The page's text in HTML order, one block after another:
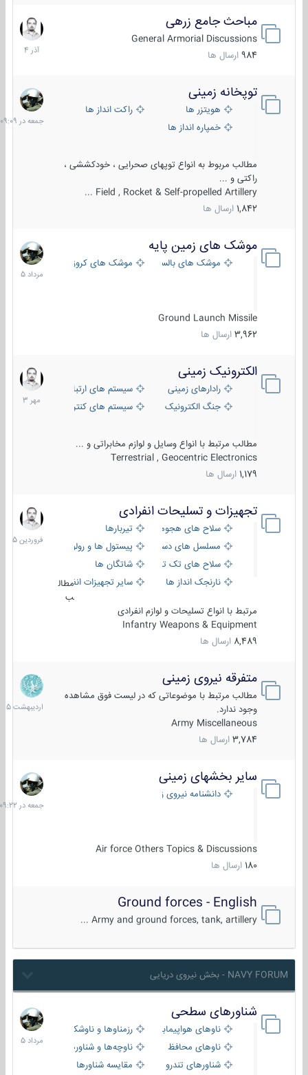
مباحث جامع زرهی
General Armorial Discussions
984 ارسال ها
7
آذر
1404
توپخانه زمینی
هویتزر ها
راکت انداز ها
خمپاره انداز ها
مطالب مربوط به انواع توپهای صحرایی ، خودکششی ،
راکتی و ...
Field , Rocket & Self-propelled Artillery ...
1,842 ارسال ها
جمعه
در
09:09
موشک های زمین پایه
موشک های بالستیک موشک های کروز
Ground Launch Missile
3,962 ارسال ها
2
مرداد
1405
الکترونیک زمینی
رادارهای زمینی
سیستم های ارتباطی و جمع آوری
جنگ الکترونیک
سیستم های کنترل آتش و تجهیزات
مطالب مرتبط با انواع وسایل و لوازم مخابراتی و ...
Terrestrial , Geocentric Electronics
1,179 ارسال ها
1
مهر
1403
تجهیزات و تسلیحات انفرادی
سلاح های هجومی
تیربارها
مسلسل های دستی
پیستول ها و رولورها
سلاح های تک تیر اندازیشاتگان ها
نارنجک انداز ها
سایر تجهیزات انفرادی
مطال
ب
مرتبط با انواع تسلیحات و لوازم انفرادی
Infantry Weapons & Equipment
8,489 ارسال ها
17
فروردین
1405
متفرقه نیروی زمینی
مطالب مرتبط با موضوعاتی که در لیست فوق مشاهده
وجود ندارد.
Army Miscellaneous
3,784 ارسال ها
27
1405
سایر بخشهای زمینی
دانشنامه نیروی زمینی
Air force Others Topics & Discussions
180 ارسال ها
جمعه
در
09:22
Ground forces - English
Army and ground forces, tank, artillery ...
NAVY FORUM - بخش نیروی دریایی
شناورهای سطحی
ناوهای هواپیمابر و بالگرد بررزمناوها و ناوشکن‌ها
ناوهای محافظ
ناوچه‌ها و شناورهای گشتی
شناورهای تندرو
مقایسه شناورها
2
مرداد
1405